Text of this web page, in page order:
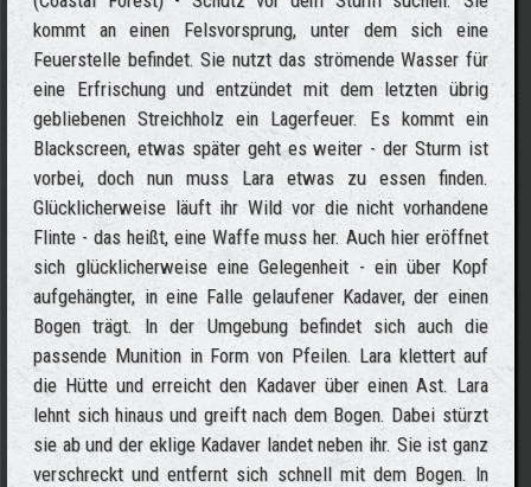
kommt an einen Felsvorsprung, unter dem sich eine
Feuerstelle befindet. Sie nutzt das strömende Wasser für
eine Erfrischung und entzündet mit dem letzten übrig
gebliebenen Streichholz ein Lagerfeuer. Es kommt ein
Blackscreen, etwas später geht es weiter - der Sturm ist
vorbei, doch nun muss Lara etwas zu essen finden.
Glücklicherweise läuft ihr Wild vor die nicht vorhandene
Flinte - das heißt, eine Waffe muss her. Auch hier eröffnet
sich glücklicherweise eine Gelegenheit - ein über Kopf
aufgehängter, in eine Falle gelaufener Kadaver, der einen
Bogen trägt. In der Umgebung befindet sich auch die
passende Munition in Form von Pfeilen. Lara klettert auf
die Hütte und erreicht den Kadaver über einen Ast. Lara
lehnt sich hinaus und greift nach dem Bogen. Dabei stürzt
sie ab und der eklige Kadaver landet neben ihr. Sie ist ganz
verschreckt und entfernt sich schnell mit dem Bogen. In